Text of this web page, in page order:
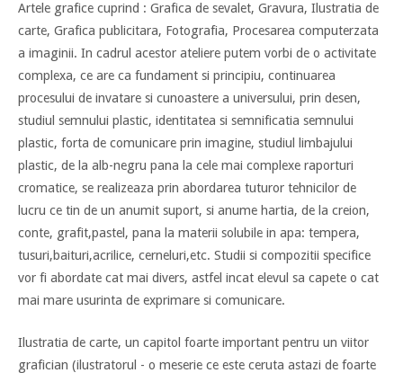
Artele grafice cuprind : Grafica de sevalet, Gravura, Ilustratia de
carte, Grafica publicitara, Fotografia, Procesarea computerzata
a imaginii. In cadrul acestor ateliere putem vorbi de o activitate
complexa, ce are ca fundament si principiu, continuarea
procesului de invatare si cunoastere a universului, prin desen,
studiul semnului plastic, identitatea si semnificatia semnului
plastic, forta de comunicare prin imagine, studiul limbajului
plastic, de la alb-negru pana la cele mai complexe raporturi
cromatice, se realizeaza prin abordarea tuturor tehnicilor de
lucru ce tin de un anumit suport, si anume hartia, de la creion,
conte, grafit,pastel, pana la materii solubile in apa: tempera,
tusuri,baituri,acrilice, cerneluri,etc. Studii si compozitii specifice
vor fi abordate cat mai divers, astfel incat elevul sa capete o cat
mai mare usurinta de exprimare si comunicare.
Ilustratia de carte, un capitol foarte important pentru un viitor
grafician (ilustratorul - o meserie ce este ceruta astazi de foarte